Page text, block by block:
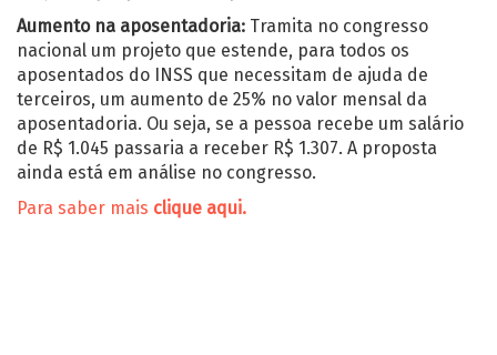
Aumento na aposentadoria: Tramita no congresso
nacional um projeto que estende, para todos os
aposentados do INSS que necessitam de ajuda de
terceiros, um aumento de 25% no valor mensal da
aposentadoria. Ou seja, se a pessoa recebe um salário
de R$ 1.045 passaria a receber R$ 1.307. A proposta
ainda está em análise no congresso.
Para saber mais clique aqui.